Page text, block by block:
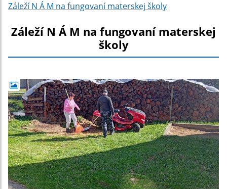
Záleží N Á M na fungovaní materskej školy
Záleží N Á M na fungovaní materskej
školy